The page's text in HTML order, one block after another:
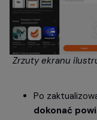
Zrzuty ekranu
Po
dokonać